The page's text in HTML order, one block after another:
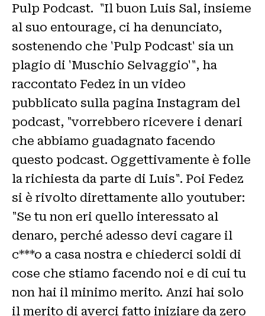
Pulp Podcast. "Il buon Luis Sal, insieme
al suo entourage, ci ha denunciato,
sostenendo che 'Pulp Podcast' sia un
plagio di 'Muschio Selvaggio'", ha
raccontato Fedez in un video
pubblicato sulla pagina Instagram del
podcast, "vorrebbero ricevere i denari
che abbiamo guadagnato facendo
questo podcast. Oggettivamente è folle
la richiesta da parte di Luis". Poi Fedez
si è rivolto direttamente allo youtuber:
"Se tu non eri quello interessato al
denaro, perché adesso devi cagare il
c***o a casa nostra e chiederci soldi di
cose che stiamo facendo noi e di cui tu
non hai il minimo merito. Anzi hai solo
il merito di averci fatto iniziare da zero